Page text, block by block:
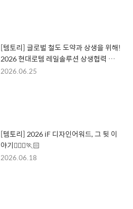
[템토리] 글로벌 철도 도약과 상생을 위해!
2026 현대로템 레일솔루션 상생협력 컨
퍼런스
2026.06.25
[템토리] 2026 iF 디자인어워드, 그 뒷 이
야기🏃🏻‍♂️🏃🏻
2026.06.18